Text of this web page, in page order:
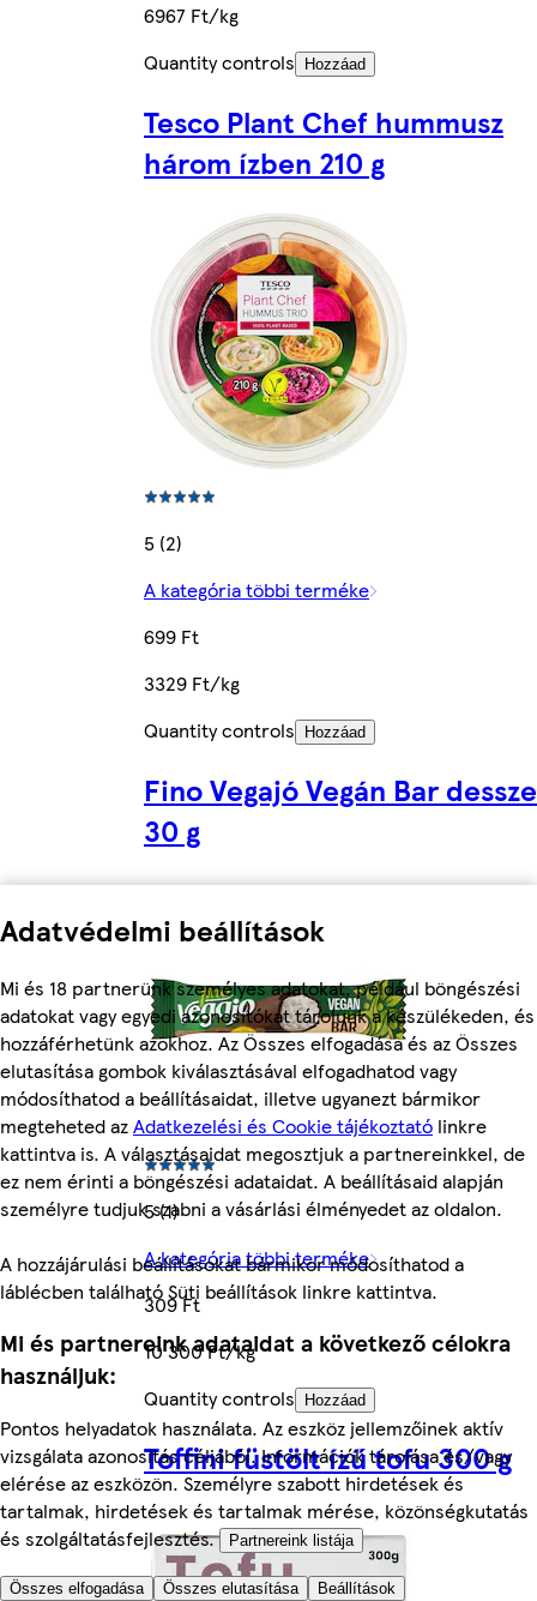
Adatvédelmi beállítások
Mi és 18 partnerünk személyes adatokat, például böngészési
adatokat vagy egyedi azonosítókat tárolunk a készülékeden, és
hozzáférhetünk azokhoz. Az Összes elfogadása és az Összes
elutasítása gombok kiválasztásával elfogadhatod vagy
módosíthatod a beállításaidat, illetve ugyanezt bármikor
megteheted azAdatkezelési és Cookie tájékoztató linkre
kattintva is. A választásaidat megosztjuk a partnereinkkel, de
ez nem érinti a böngészési adataidat. A beállításaid alapján
személyre tudjuk szabni a vásárlási élményedet az oldalon.
A hozzájárulási beállításokat bármikor módosíthatod a
láblécben található Süti beállítások linkre kattintva.
Mi és partnereink adataidat a következő célokra
használjuk:
Pontos helyadatok használata. Az eszköz jellemzőinek aktív
vizsgálata azonosítás céljából. Információk tárolása és/vagy
elérése az eszközön. Személyre szabott hirdetések és
tartalmak, hirdetések és tartalmak mérése, közönségkutatás
és szolgáltatásfejlesztés.
Partnereink listája
Összes elfogadása Összes elutasítása Beállítások
6967 Ft/kg
Quantity controls
Hozzáad
Tesco Plant Chef hummusz
három ízben 210 g
5 (2)
A kategória többi terméke
699 Ft
3329 Ft/kg
Quantity controls
Hozzáad
Fino Vegajó Vegán Bar
30 g
5 (1)
A kategória többi terméke
309 Ft
10 300 Ft/kg
Quantity controls
Hozzáad
Toffini füstölt ízű tofu 300 g